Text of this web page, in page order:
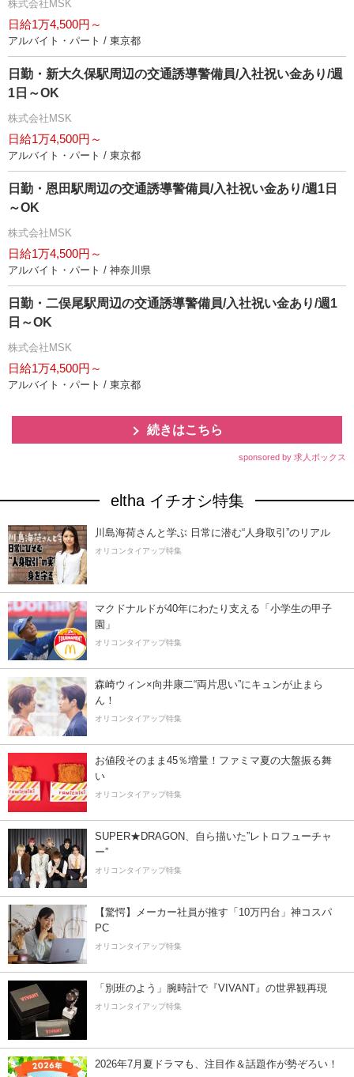
株式会社MSK
日給1万4,500円～
アルバイト・パート / 東京都
日勤・新大久保駅周辺の交通誘導警備員/入社祝い金あり/週
1日～OK
株式会社MSK
日給1万4,500円～
アルバイト・パート / 東京都
日勤・恩田駅周辺の交通誘導警備員/入社祝い金あり/週1日
～OK
株式会社MSK
日給1万4,500円～
アルバイト・パート / 神奈川県
日勤・二俣尾駅周辺の交通誘導警備員/入社祝い金あり/週1
日～OK
株式会社MSK
日給1万4,500円～
アルバイト・パート / 東京都
続きはこちら
sponsored by 求人ボックス
eltha イチオシ特集
川島海荷さんと学ぶ 日常に潜む“人身取引”のリアル
オリコンタイアップ特集
マクドナルドが40年にわたり支える「小学生の甲子
園」
オリコンタイアップ特集
森崎ウィン×向井康二“両片思い”にキュンが止まら
ん！
オリコンタイアップ特集
お値段そのまま45％増量！ファミマ夏の大盤振る舞
い
オリコンタイアップ特集
SUPER★DRAGON、自ら描いた”レトロフューチャ
ー”
オリコンタイアップ特集
【驚愕】メーカー社員が推す「10万円台」神コスパ
PC
オリコンタイアップ特集
「別班のよう」腕時計で『VIVANT』の世界観再現
オリコンタイアップ特集
2026年7月夏ドラマも、注目作＆話題作が勢ぞろい！